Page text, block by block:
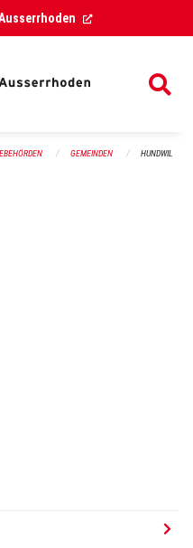
(External Link)
GEMEINDEN HUNDWIL